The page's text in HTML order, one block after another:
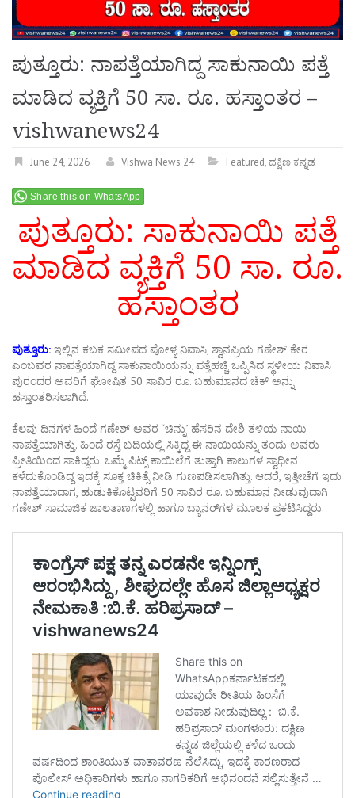
ಪುತ್ತೂರು: ನಾಪತ್ತೆಯಾಗಿದ್ದ ಸಾಕುನಾಯಿ ಪತ್ತೆ
ಮಾಡಿದ ವ್ಯಕ್ತಿಗೆ 50 ಸಾ. ರೂ. ಹಸ್ತಾಂತರ –
vishwanews24
June 24, 2026 Vishwa News 24 Featured,ದಕ್ಷಿಣ ಕನ್ನಡ
Share this on WhatsApp
ಪುತ್ತೂರು: ಸಾಕುನಾಯಿ ಪತ್ತೆ
ಮಾಡಿದ ವ್ಯಕ್ತಿಗೆ 50 ಸಾ. ರೂ.
ಹಸ್ತಾಂತರ
ಪುತ್ತೂರು: ಇಲ್ಲಿನ ಕಬಕ ಸಮೀಪದ ಪೋಳ್ಯ ನಿವಾಸಿ, ಶ್ವಾನಪ್ರಿಯ ಗಣೇಶ್‌ ಕೇರ
ಎಂಬವರ ನಾಪತ್ತೆಯಾಗಿದ್ದ ಸಾಕುನಾಯಿಯನ್ನು ಪತ್ತೆಹಚ್ಚಿ ಒಪ್ಪಿಸಿದ ಸ್ಥಳೀಯ ನಿವಾಸಿ
ಪುರಂದರ ಅವರಿಗೆ ಘೋಷಿತ 50 ಸಾವಿರ ರೂ. ಬಹುಮಾನದ ಚೆಕ್‌ ಅನ್ನು
ಹಸ್ತಾಂತರಿಸಲಾಗಿದೆ.
ಕೆಲವು ದಿನಗಳ ಹಿಂದೆ ಗಣೇಶ್‌ ಅವರ “ಚಿನ್ನು’ ಹೆಸರಿನ ದೇಶಿ ತಳಿಯ ನಾಯಿ
ನಾಪತ್ತೆಯಾಗಿತ್ತು. ಹಿಂದೆ ರಸ್ತೆ ಬದಿಯಲ್ಲಿ ಸಿಕ್ಕಿದ್ದ ಈ ನಾಯಿಯನ್ನು ತಂದು ಅವರು
ಪ್ರೀತಿಯಿಂದ ಸಾಕಿದ್ದರು. ಒಮ್ಮೆ ಪಿಟ್ಸ್‌ ಕಾಯಿಲೆಗೆ ತುತ್ತಾಗಿ ಕಾಲುಗಳ ಸ್ವಾಧೀನ
ಕಳೆದುಕೊಂಡಿದ್ದ ಇದಕ್ಕೆ ಸೂಕ್ತ ಚಿಕಿತ್ಸೆ ನೀಡಿ ಗುಣಪಡಿಸಲಾಗಿತ್ತು. ಆದರೆ, ಇತ್ತೀಚೆಗೆ ಇದು
ನಾಪತ್ತೆಯಾದಾಗ, ಹುಡುಕಿಕೊಟ್ಟವರಿಗೆ 50 ಸಾವಿರ ರೂ. ಬಹುಮಾನ ನೀಡುವುದಾಗಿ
ಗಣೇಶ್‌ ಸಾಮಾಜಿಕ ಜಾಲತಾಣಗಳಲ್ಲಿ ಹಾಗೂ ಬ್ಯಾನರ್‌ಗಳ ಮೂಲಕ ಪ್ರಕಟಿಸಿದ್ದರು.